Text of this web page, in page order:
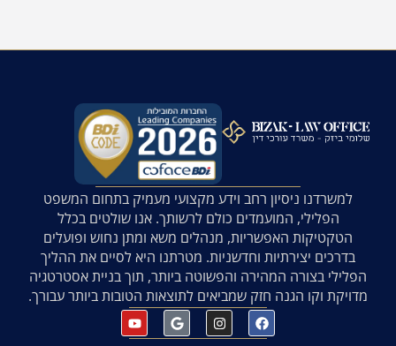
למשרדנו ניסיון רחב וידע מקצועי מעמיק בתחום המשפט
הפלילי, המועמדים כולם לרשותך. אנו שולטים בכלל
הטקטיקות האפשריות, מנהלים משא ומתן נחוש ופועלים
בדרכים יצירתיות וחדשניות. מטרתנו היא לסיים את ההליך
הפלילי בצורה המהירה והפשוטה ביותר, תוך בניית אסטרטגיה
מדויקת וקו הגנה חזק שמביאים לתוצאות הטובות ביותר עבורך.